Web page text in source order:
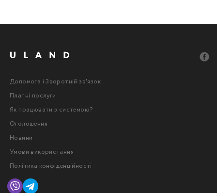
Допомога і Зворотній зв'язок
Платні послуги
Як працювати з системою?
Оголошення
Новини
Умови використання
Політика конфіденційності